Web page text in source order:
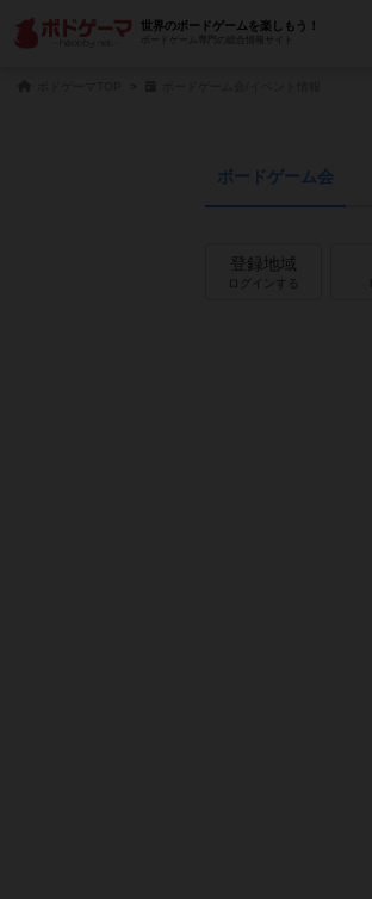
世界のボードゲームを楽しもう！
ボードゲーム専門の総合情報サイト
ボードゲーム会
登録地域
ログインする